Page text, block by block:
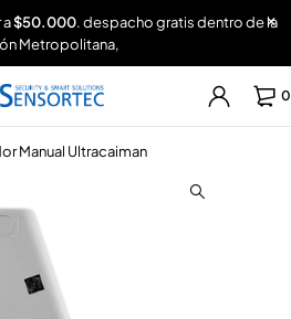
a$50.000. despacho gratis dentro de la
Metropolitana,
0
Manual Ultracaiman